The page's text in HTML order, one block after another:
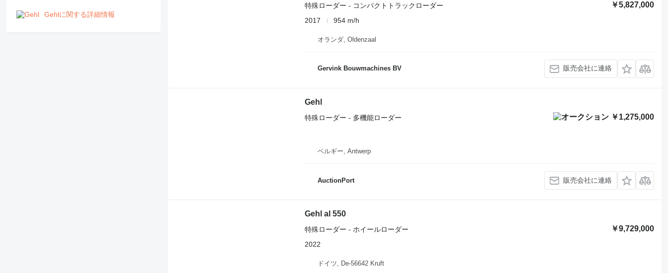
Gehlに関する詳細情報
￥5,827,000
特殊ローダー - コンパクトトラックローダー
2017
954 m/h
オランダ, Oldenzaal
Gervink Bouwmachines BV 販売会社に連絡
Gehl
￥1,275,000
特殊ローダー - 多機能ローダー
ベルギー, Antwerp
AuctionPort 販売会社に連絡
Gehl al 550
￥9,729,000
特殊ローダー - ホイールローダー
2022
ドイツ, De-56642 Kruft